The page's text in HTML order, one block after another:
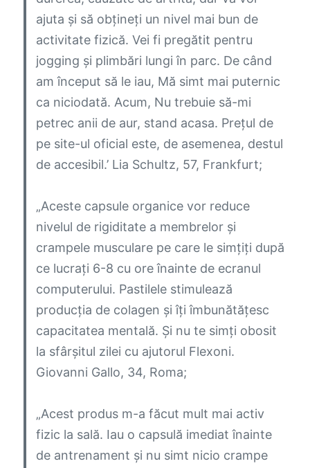
ajuta și să obțineți un nivel mai bun de
activitate fizică. Vei fi pregătit pentru
jogging și plimbări lungi în parc. De când
am început să le iau, Mă simt mai puternic
ca niciodată. Acum, Nu trebuie să-mi
petrec anii de aur, stand acasa. Prețul de
pe site-ul oficial este, de asemenea, destul
de accesibil.’ Lia Schultz, 57, Frankfurt;
„Aceste capsule organice vor reduce
nivelul de rigiditate a membrelor și
crampele musculare pe care le simțiți după
ce lucrați 6-8 cu ore înainte de ecranul
computerului. Pastilele stimulează
producția de colagen și îți îmbunătățesc
capacitatea mentală. Și nu te simți obosit
la sfârșitul zilei cu ajutorul Flexoni.
Giovanni Gallo, 34, Roma;
„Acest produs m-a făcut mult mai activ
fizic la sală. Iau o capsulă imediat înainte
de antrenament și nu simt nicio crampe